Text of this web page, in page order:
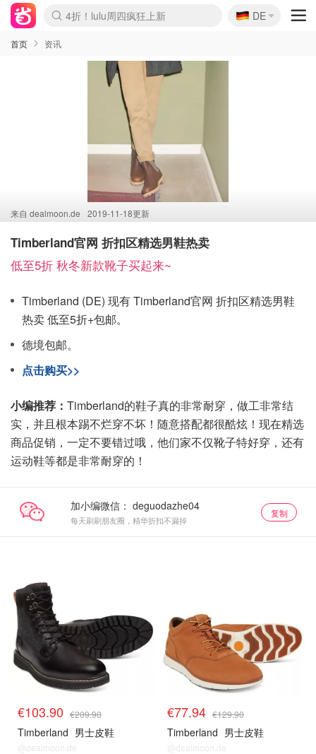
4折！lulu周四疯狂上新
🇩🇪
DE
首页 资讯
来自 dealmoon.de 2019-11-18更新
Timberland官网 折扣区精选男鞋热卖
低至5折 秋冬新款靴子买起来~
Timberland (DE) 现有 Timberland官网 折扣区精选男鞋
热卖 低至5折+包邮。
德境包邮。
点击购买>>
小编推荐： Timberland的鞋子真的非常耐穿，做工非常结
实，并且根本踢不烂穿不坏！随意搭配都很酷炫！现在精选
商品促销，一定不要错过哦，他们家不仅靴子特好穿，还有
运动鞋等都是非常耐穿的！
加小编微信：
每天刷刷朋友圈，精华折扣不漏掉
复制
€103.90 €209.90
Timberland 男士皮鞋
@dealmoon.de
€77.94 €129.90
Timberland 男士皮鞋
@dealmoon.de